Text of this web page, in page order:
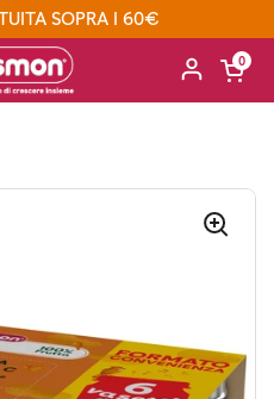
SOPRA I 60€
Apri
0